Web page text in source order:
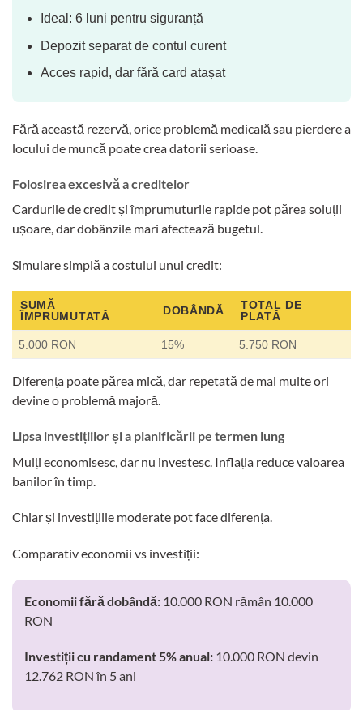
Ideal: 6 luni pentru siguranță
Depozit separat de contul curent
Acces rapid, dar fără card atașat
Fără această rezervă, orice problemă medicală sau pierdere a
locului de muncă poate crea datorii serioase.
Folosirea excesivă a creditelor
Cardurile de credit și împrumuturile rapide pot părea soluții
ușoare, dar dobânzile mari afectează bugetul.
Simulare simplă a costului unui credit:
SUMĂ
ÎMPRUMUTATĂ
DOBÂNDĂ
TOTAL DE
PLATĂ
5.000 RON 15% 5.750 RON
Diferența poate părea mică, dar repetată de mai multe ori
devine o problemă majoră.
Lipsa investițiilor și a planificării pe termen lung
Mulți economisesc, dar nu investesc. Inflația reduce valoarea
banilor în timp.
Chiar și investițiile moderate pot face diferența.
Comparativ economii vs investiții:
Economii fără dobândă: 10.000 RON rămân 10.000
RON
Investiții cu randament 5% anual: 10.000 RON devin
12.762 RON în 5 ani